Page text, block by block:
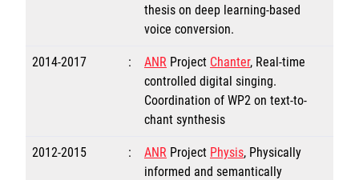
thesis on deep learning-based
voice conversion.
2014-2017 : ANR Project Chanter, Real-time
controlled digital singing.
Coordination of WP2 on text-to-
chant synthesis
2012-2015 : ANR Project Physis, Physically
informed and semantically